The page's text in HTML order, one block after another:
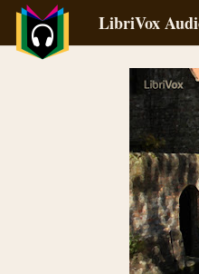
LibriVox